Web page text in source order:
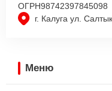
г. Калуга ул.
ОГРН98742397845098
Меню